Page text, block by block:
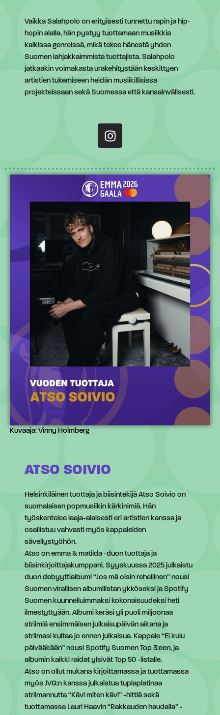
Vaikka Salahpolo on erityisesti tunnettu rapin ja hip-
hopin alalla, hän pystyy tuottamaan musiikkia
kaikissa genreissä, mikä tekee hänestä yhden
Suomen lahjakkaimmista tuottajista. Salahpolo
jatkaakin voimakasta urakehitystään keskittyen
artistien tukemiseen heidän musiikillisissa
projekteissaan sekä Suomessa että kansainvälisesti.
Kuvaaja: Vinny Holmberg
ATSO SOIVIO
Helsinkiläinen tuottaja ja biisintekijä Atso Soivio on
suomalaisen popmusiikin kärkinimiä. Hän
työskentelee laaja-alaisesti eri artistien kanssa ja
osallistuu vahvasti myös kappaleiden
sävellystyöhön.
Atso on emma & matilda -duon tuottaja ja
biisinkirjoittajakumppani. Syyskuussa 2025 julkaistu
duon debyyttialbumi “Jos mä oisin rehellinen” nousi
Suomen virallisen albumilistan ykköseksi ja Spotify
Suomen kuunnelluimmaksi kokonaisuudeksi heti
ilmestyttyään. Albumi keräsi yli puoli miljoonaa
striimiä ensimmäisen julkaisupäivän aikana ja
striimasi kultaa jo ennen julkaisua. Kappale “Ei kulu
päivääkään” nousi Spotify Suomen Top 3:een, ja
albumin kaikki raidat ylsivät Top 50 -listalle.
Atso on ollut mukana kirjoittamassa ja tuottamassa
myös JVG:n kanssa julkaistua tuplaplatinaa
striimannutta “Kävi miten kävi” -hittiä sekä
tuottamassa Lauri Haavin “Rakkauden haudalla” -